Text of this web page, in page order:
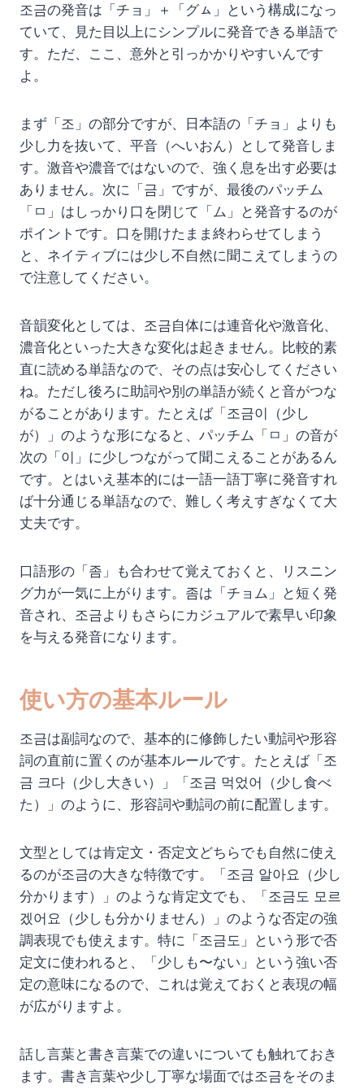
조금の発音は「チョ」＋「グㇺ」という構成になっ
ていて、見た目以上にシンプルに発音できる単語で
す。ただ、ここ、意外と引っかかりやすいんです
よ。
まず「조」の部分ですが、日本語の「チョ」よりも
少し力を抜いて、平音（へいおん）として発音しま
す。激音や濃音ではないので、強く息を出す必要は
ありません。次に「금」ですが、最後のパッチム
「ㅁ」はしっかり口を閉じて「ム」と発音するのが
ポイントです。口を開けたまま終わらせてしまう
と、ネイティブには少し不自然に聞こえてしまうの
で注意してください。
音韻変化としては、조금自体には連音化や激音化、
濃音化といった大きな変化は起きません。比較的素
直に読める単語なので、その点は安心してください
ね。ただし後ろに助詞や別の単語が続くと音がつな
がることがあります。たとえば「조금이（少し
が）」のような形になると、パッチム「ㅁ」の音が
次の「이」に少しつながって聞こえることがあるん
です。とはいえ基本的には一語一語丁寧に発音すれ
ば十分通じる単語なので、難しく考えすぎなくて大
丈夫です。
口語形の「좀」も合わせて覚えておくと、リスニン
グ力が一気に上がります。좀は「チョム」と短く発
音され、조금よりもさらにカジュアルで素早い印象
を与える発音になります。
使い方の基本ルール
조금は副詞なので、基本的に修飾したい動詞や形容
詞の直前に置くのが基本ルールです。たとえば「조
금 크다（少し大きい）」「조금 먹었어（少し食べ
た）」のように、形容詞や動詞の前に配置します。
文型としては肯定文・否定文どちらでも自然に使え
るのが조금の大きな特徴です。「조금 알아요（少し
分かります）」のような肯定文でも、「조금도 모르
겠어요（少しも分かりません）」のような否定の強
調表現でも使えます。特に「조금도」という形で否
定文に使われると、「少しも〜ない」という強い否
定の意味になるので、これは覚えておくと表現の幅
が広がりますよ。
話し言葉と書き言葉での違いについても触れておき
ます。書き言葉や少し丁寧な場面では조금をそのま